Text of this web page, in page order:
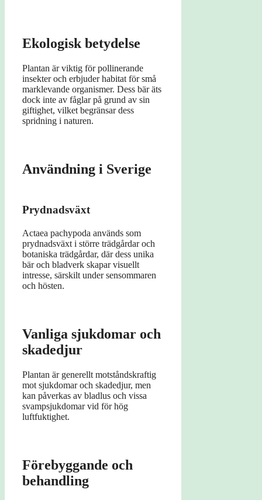
Ekologisk betydelse
Plantan är viktig för pollinerande
insekter och erbjuder habitat för små
marklevande organismer. Dess bär äts
dock inte av fåglar på grund av sin
giftighet, vilket begränsar dess
spridning i naturen.
Användning i Sverige
Prydnadsväxt
Actaea pachypoda används som
prydnadsväxt i större trädgårdar och
botaniska trädgårdar, där dess unika
bär och bladverk skapar visuellt
intresse, särskilt under sensommaren
och hösten.
Vanliga sjukdomar och
skadedjur
Plantan är generellt motståndskraftig
mot sjukdomar och skadedjur, men
kan påverkas av bladlus och vissa
svampsjukdomar vid för hög
luftfuktighet.
Förebyggande och
behandling